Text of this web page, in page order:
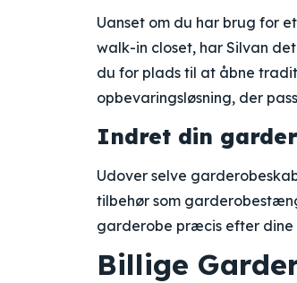
Uanset om du har brug for
walk-in closet, har Silvan
du for plads til at åbne
opbevaringsløsning, der
Indret din
Udover selve
tilbehør som
garderobe præcis efter dine
Billige